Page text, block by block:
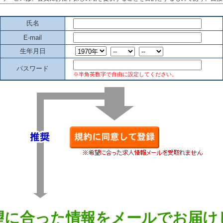
氏名
E-mail
生年月日
パスワード
※半角英数字で自由に設定してください。
に合った情報をメールでお届け